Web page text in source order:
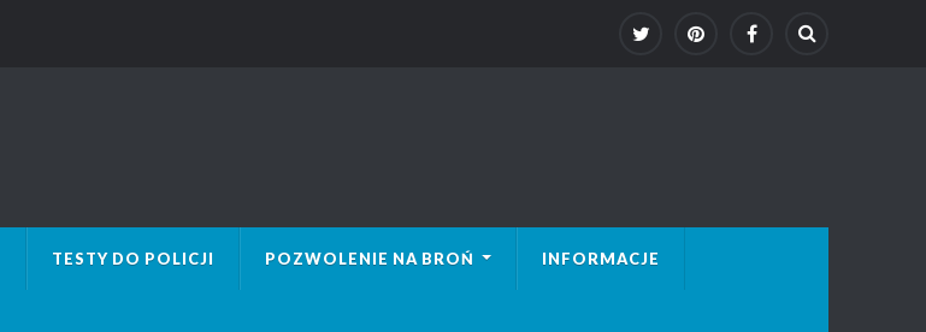
TESTY DO POLICJI POZWOLENIE NA BROŃ INFORMACJE